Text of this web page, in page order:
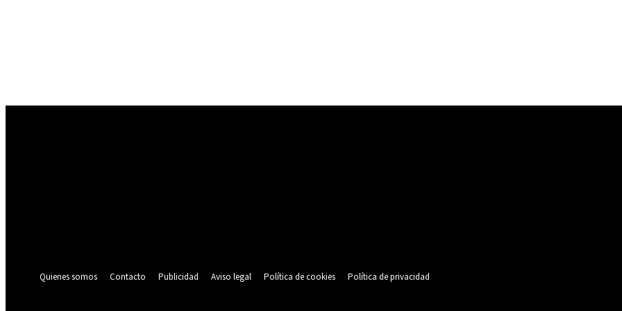
Quienes somos
Contacto Publicidad Aviso legal Política de cookies Política de privacidad